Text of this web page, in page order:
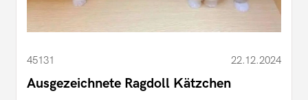
45131 22.12.2024
Ausgezeichnete Ragdoll Kätzchen